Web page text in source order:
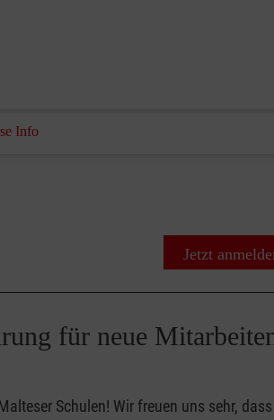
Info
Jetzt
für neue
Schulen! Wir freuen uns sehr,